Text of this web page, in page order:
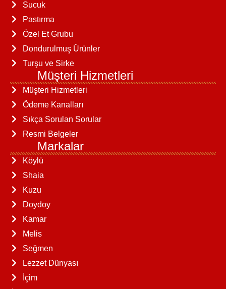
Sucuk
Pastırma
Özel Et Grubu
Dondurulmuş Ürünler
Turşu ve Sirke
Müşteri Hizmetleri
Müşteri Hizmetleri
Ödeme Kanalları
Sıkça Sorulan Sorular
Resmi Belgeler
Markalar
Köylü
Shaia
Kuzu
Doydoy
Kamar
Melis
Seğmen
Lezzet Dünyası
İçim